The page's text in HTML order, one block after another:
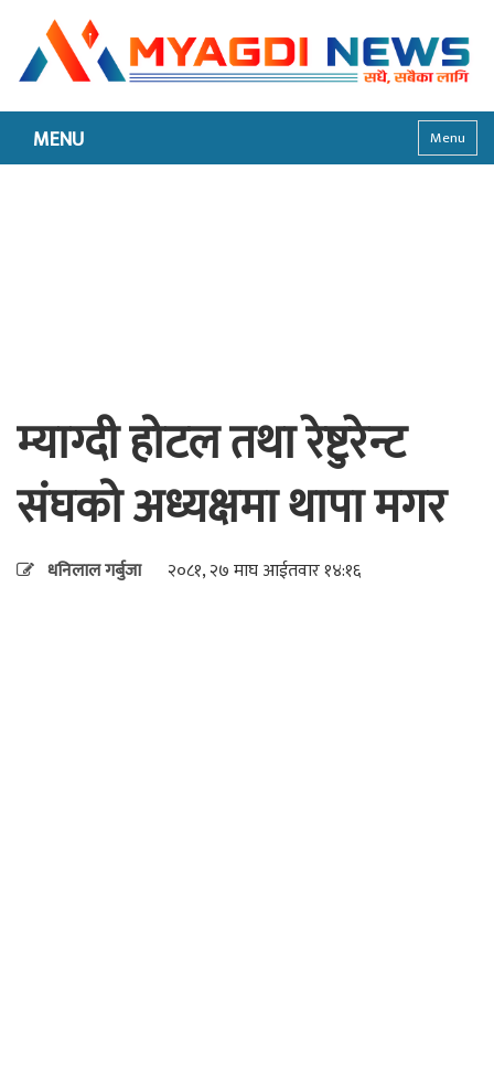
MENU Menu
म्याग्दी होटल तथा रेष्टुरेन्ट
संघको अध्यक्षमा थापा मगर
धनिलाल गर्बुजा २०८१, २७ माघ आईतवार १४:१६